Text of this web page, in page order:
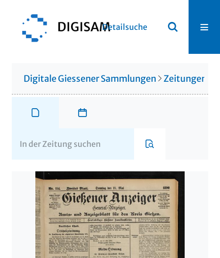
Detailsuche
Digitale Giessener Sammlungen Zeitungen